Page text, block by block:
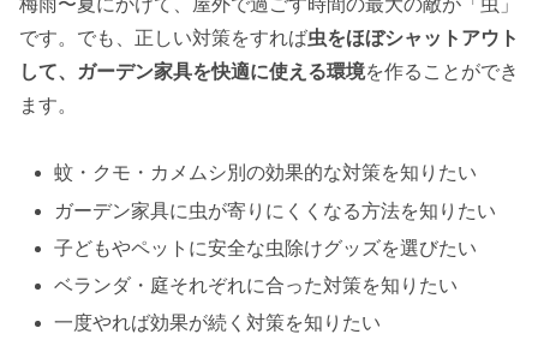
です。でも、正しい対策をすれば虫をほぼシャットアウト
して、ガーデン家具を快適に使える環境を作ることができ
ます。
蚊・クモ・カメムシ別の効果的な対策を知りたい
ガーデン家具に虫が寄りにくくなる方法を知りたい
子どもやペットに安全な虫除けグッズを選びたい
ベランダ・庭それぞれに合った対策を知りたい
一度やれば効果が続く対策を知りたい